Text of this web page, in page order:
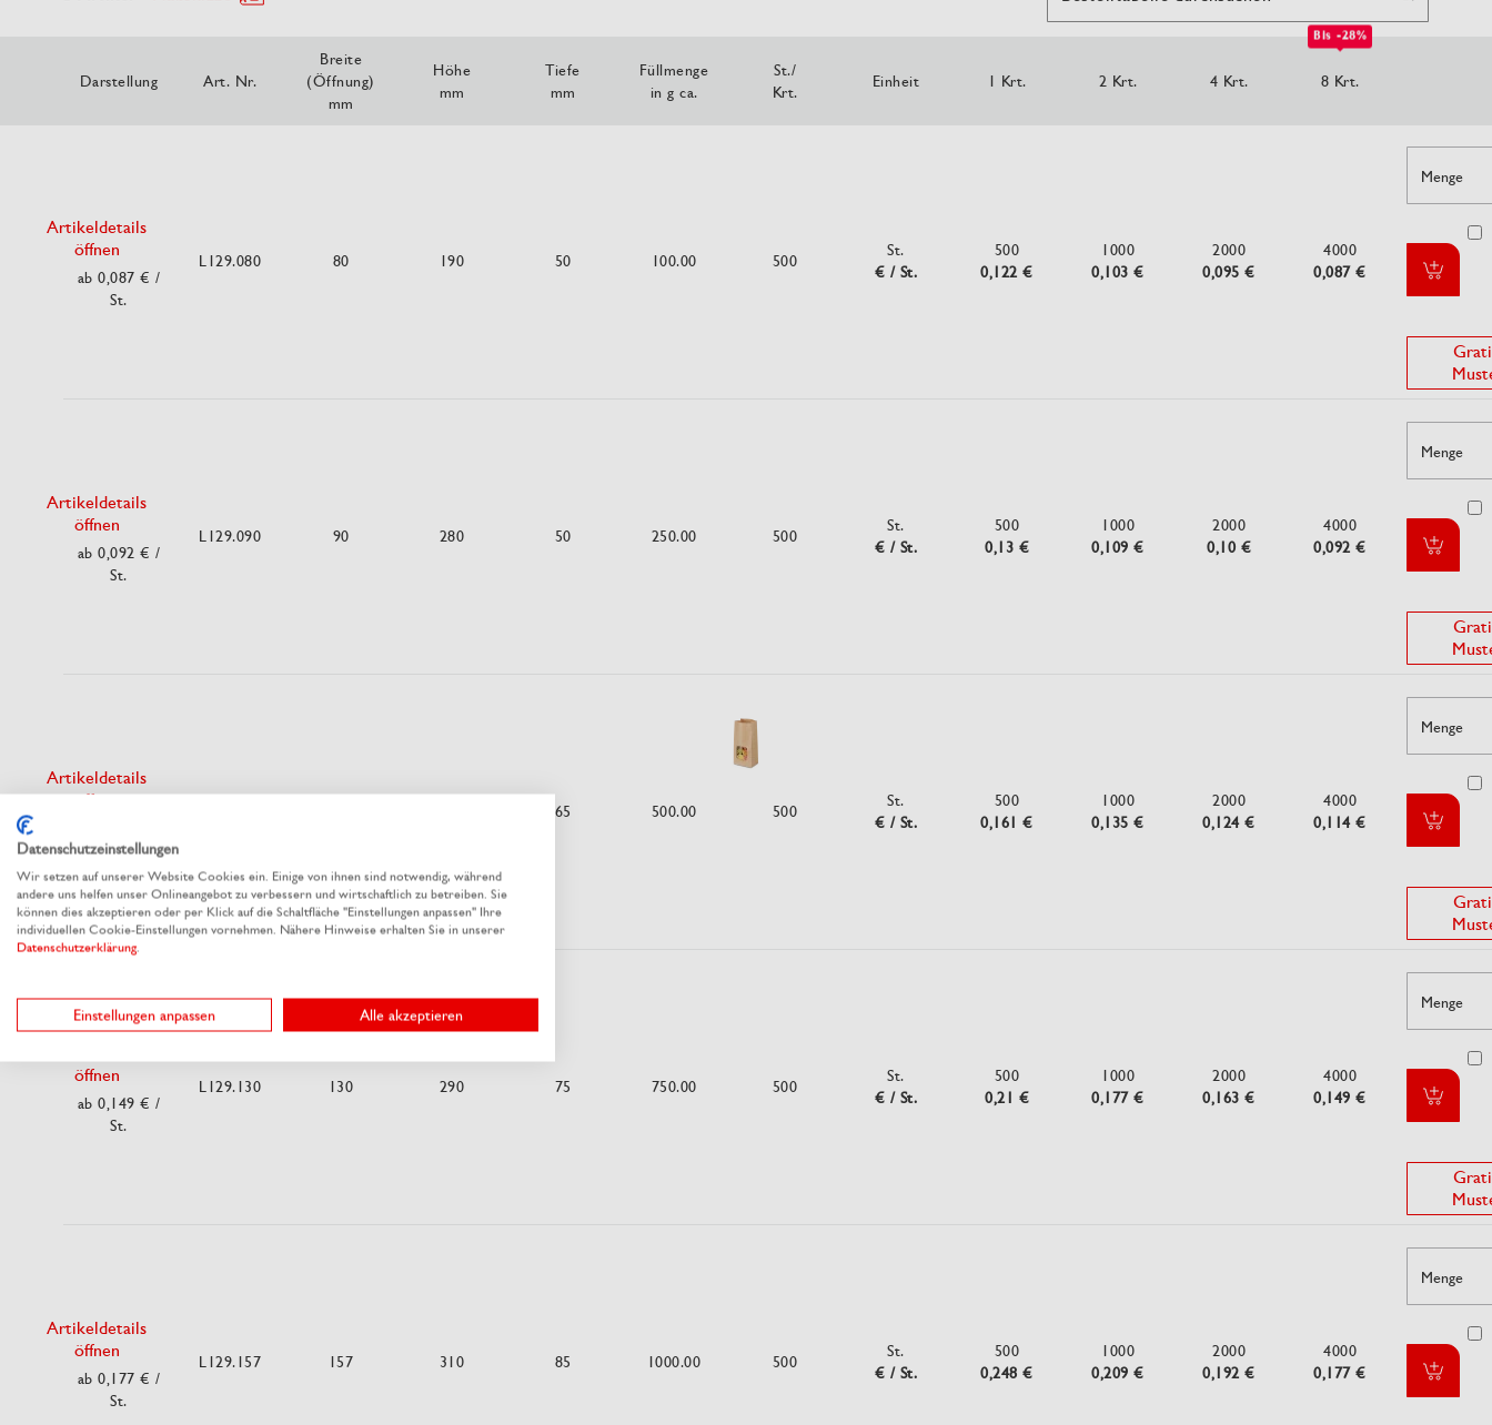
Darstellung Art. Nr.
Breite
(Öffnung)
mm
Höhe
mm
Tiefe
mm
Füllmenge
in g ca.
St./
Krt.
Einheit 1 Krt. 2 Krt. 4 Krt.
Bis -28%
8 Krt.
Artikeldetails
öffnen
ab 0,087 € /
St.
L129.080 80 190 50 100.00 500
St.
€ / St.
500
0,122 €
1000
0,103 €
2000
0,095 €
4000
0,087 €
Menge
Artikeldetails
öffnen
ab 0,092 € /
St.
L129.090 90 280 50 250.00 500
St.
€ / St.
500
0,13 €
1000
0,109 €
2000
0,10 €
4000
0,092 €
Menge
Artikeldetails
öffnen
St.
65 500.00 500
St.
€ / St.
500
0,161 €
1000
0,135 €
2000
0,124 €
4000
0,114 €
Menge
öffnen
ab 0,149 € /
St.
L129.130 130 290 75 750.00 500
St.
€ / St.
500
0,21 €
1000
0,177 €
2000
0,163 €
4000
0,149 €
Menge
Artikeldetails
öffnen
ab 0,177 € /
St.
L129.157 157 310 85 1000.00 500
St.
€ / St.
500
0,248 €
1000
0,209 €
2000
0,192 €
4000
0,177 €
Menge
Datenschutzeinstellungen
Wir setzen auf unserer Website Cookies ein. Einige von ihnen sind notwendig, während
andere uns helfen unser Onlineangebot zu verbessern und wirtschaftlich zu betreiben. Sie
können dies akzeptieren oder per Klick auf die Schaltfläche "Einstellungen anpassen" Ihre
individuellen Cookie-Einstellungen vornehmen. Nähere Hinweise erhalten Sie in unserer
Datenschutzerklärung.
Einstellungen anpassen Alle akzeptieren